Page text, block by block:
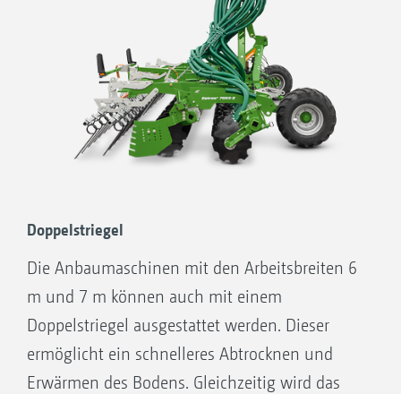
Doppelstriegel
Die Anbaumaschinen mit den Arbeitsbreiten 6
m und 7 m können auch mit einem
Doppelstriegel ausgestattet werden. Dieser
ermöglicht ein schnelleres Abtrocknen und
Erwärmen des Bodens. Gleichzeitig wird das